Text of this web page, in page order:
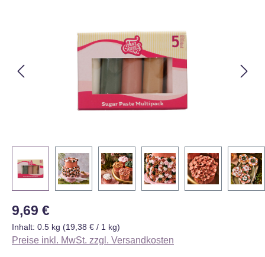
Regulärer Preis:
9,69 €
Inhalt: 0.5 kg (19,38 € / 1 kg)
Preise inkl. MwSt. zzgl. Versandkosten